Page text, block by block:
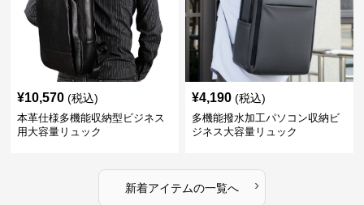
¥10,570 (税込)
本革仕様多機能収納型ビジネス
用大容量リュック
¥4,190 (税込)
多機能撥水加工パソコン収納ビ
ジネス大容量リュック
新着アイテムの一覧へ ›